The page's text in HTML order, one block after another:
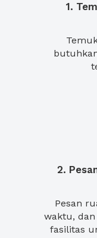
1.
2.
Pesan
waktu,
fasilitas